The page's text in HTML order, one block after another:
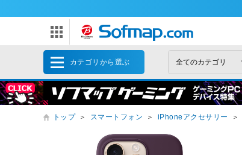
カテゴリから選ぶ
トップ ＞ スマートフォン ＞ iPhoneアクセサリー ＞